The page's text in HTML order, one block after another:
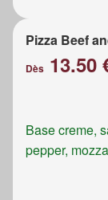
Pizza Beef
Dès 13.50
Base creme,
pepper,